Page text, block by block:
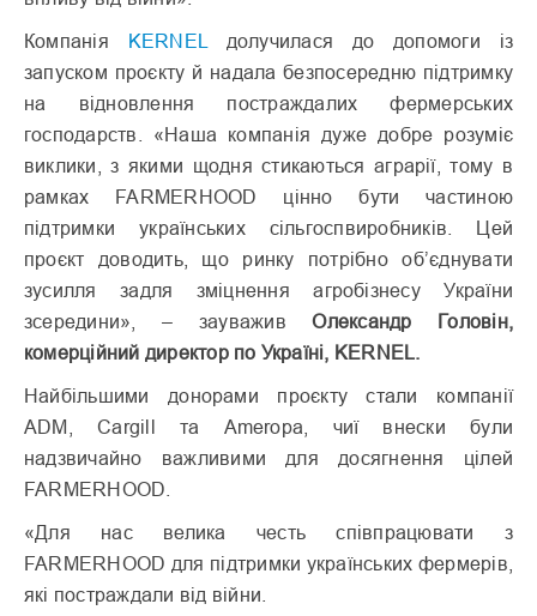
Компанія KERNEL
долучилася до допомоги із
запуском проєкту й надала безпосередню підтримку
на відновлення постраждалих фермерських
господарств. «Наша компанія дуже добре розуміє
виклики, з якими щодня стикаються аграрії, тому в
рамках FARMERHOOD цінно бути частиною
підтримки українських сільгоспвиробників. Цей
проєкт доводить, що ринку потрібно об’єднувати
зусилля задля зміцнення агробізнесу України
зсередини», – зауваживОлександр Головін,
комерційний директор по Україні, KERNEL.
Найбільшими донорами проєкту стали компанії
ADM, Cargill та Ameropa, чиї внески були
надзвичайно важливими для досягнення цілей
FARMERHOOD.
«Для нас велика честь співпрацювати з
FARMERHOOD для підтримки українських фермерів,
які постраждали від війни.